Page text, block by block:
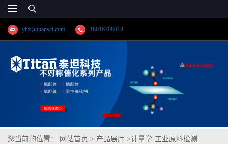
yhx@titansci.com 18616708014
您当前的位置： 网站首页 > 产品展厅 >计量学·工业原料检测